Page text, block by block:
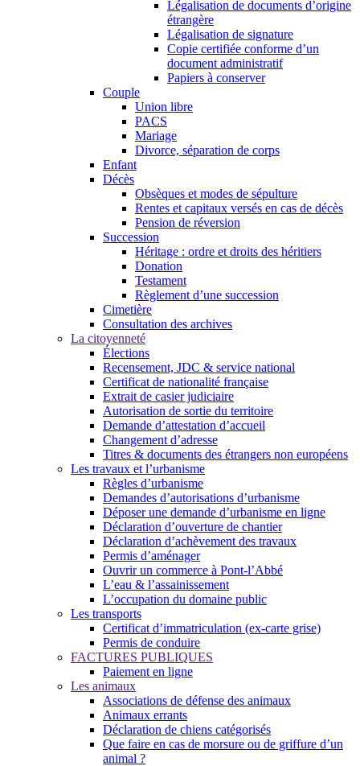
Légalisation de documents d’origine
étrangère
Légalisation de signature
Copie certifiée conforme d’un
document administratif
Papiers à conserver
Couple
Union libre
PACS
Mariage
Divorce, séparation de corps
Enfant
Décès
Obsèques et modes de sépulture
Rentes et capitaux versés en cas de décès
Pension de réversion
Succession
Héritage : ordre et droits des héritiers
Donation
Testament
Règlement d’une succession
Cimetière
Consultation des archives
La citoyenneté
Élections
Recensement, JDC & service national
Certificat de nationalité française
Extrait de casier judiciaire
Autorisation de sortie du territoire
Demande d’attestation d’accueil
Changement d’adresse
Titres & documents des étrangers non européens
Les travaux et l’urbanisme
Règles d’urbanisme
Demandes d’autorisations d’urbanisme
Déposer une demande d’urbanisme en ligne
Déclaration d’ouverture de chantier
Déclaration d’achèvement des travaux
Permis d’aménager
Ouvrir un commerce à Pont-l’Abbé
L’eau & l’assainissement
L’occupation du domaine public
Les transports
Certificat d’immatriculation (ex-carte grise)
Permis de conduire
FACTURES PUBLIQUES
Paiement en ligne
Les animaux
Associations de défense des animaux
Animaux errants
Déclaration de chiens catégorisés
Que faire en cas de morsure ou de griffure d’un
animal ?